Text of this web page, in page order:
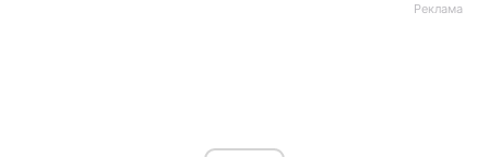
Реклама